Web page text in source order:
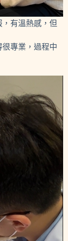
有溫熱感，但
專業，過程中